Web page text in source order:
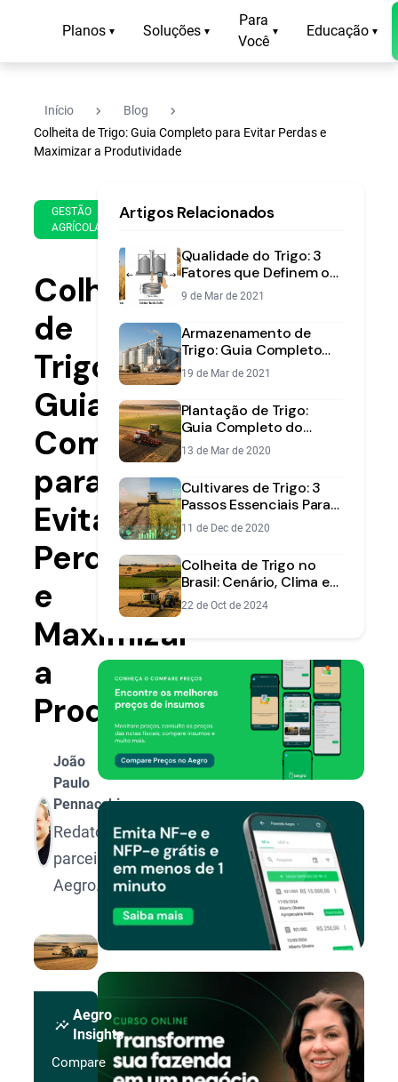
Planos ▾ Soluções ▾
Para
Você
▾ Educação ▾
Início navigate_next Blog navigate_next
Colheita de Trigo: Guia Completo para Evitar Perdas e
Maximizar a Produtividade
GESTÃO
AGRÍCOLA
Feb
2022
min
leitura
Colheita
de
Trigo:
Guia
Completo
para
Evitar
Perdas
e
Maximizar
a
Produtividade
João
Paulo
Pennacchi
Redator
parceiro
Aegro.
insights
Aegro
Insights
Compare
Artigos Relacionados
Qualidade do Trigo: 3
Fatores que Definem o
Preço da sua Safra
9 de Mar de 2021
Armazenamento de
Trigo: Guia Completo
para Evitar Perdas na
Pós-Colheita
19 de Mar de 2021
Plantação de Trigo:
Guia Completo do
Plantio à Alta
Produtividade
13 de Mar de 2020
Cultivares de Trigo: 3
Passos Essenciais Para a
Escolha Certa
11 de Dec de 2020
Colheita de Trigo no
Brasil: Cenário, Clima e
Projeções para a Safra
22 de Oct de 2024